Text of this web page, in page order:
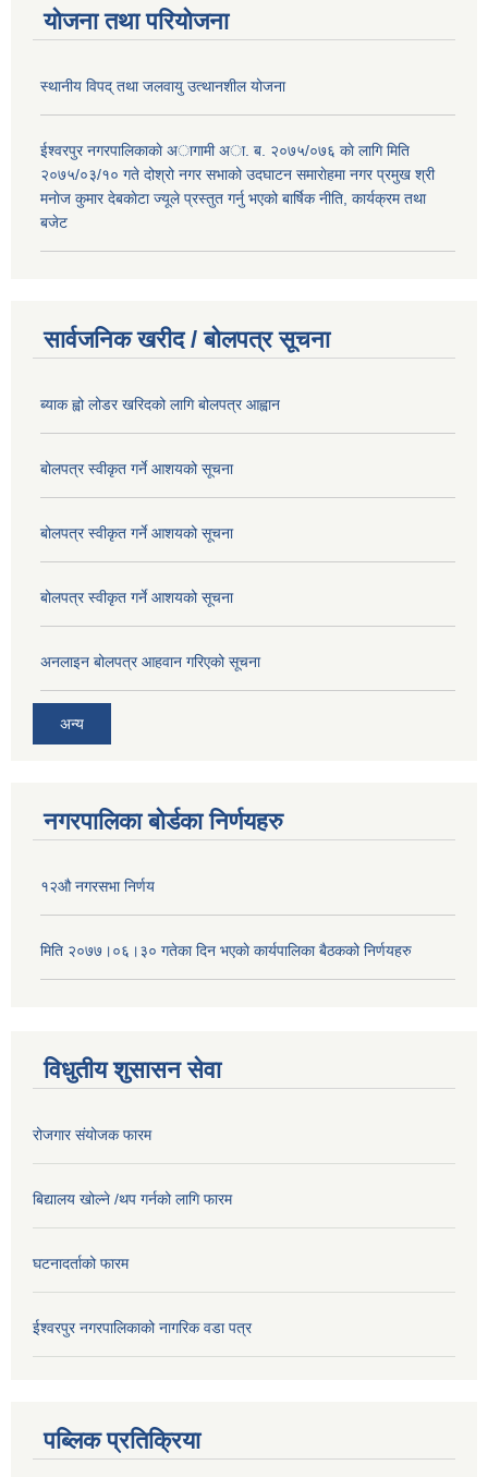
योजना तथा परियोजना
स्थानीय विपद् तथा जलवायु उत्थानशील योजना
ईश्वरपुर नगरपालिकाकाे अागामी अा. ब. २०७५/०७६ काे लागि मिति
२०७५/०३/१० गते दोश्रो नगर सभाको उदघाटन समाराेहमा नगर प्रमुख श्री
मनाेज कुमार देबकाेटा ज्यूले प्रस्तुत गर्नु भएको बार्षिक नीति, कार्यक्रम तथा
बजेट
सार्वजनिक खरीद / बोलपत्र सूचना
ब्याक ह्वो लोडर खरिदको लागि बोलपत्र आह्वान
बोलपत्र स्वीकृत गर्ने आशयको सूचना
बोलपत्र स्वीकृत गर्ने आशयको सूचना
बोलपत्र स्वीकृत गर्ने आशयको सूचना
अनलाइन बोलपत्र आहवान गरिएको सूचना
अन्य
नगरपालिका बोर्डका निर्णयहरु
१२औ नगरसभा निर्णय
मिति २०७७।०६।३० गतेका दिन भएकाे कार्यपालिका बैठकको निर्णयहरु
विधुतीय शुसासन सेवा
रोजगार संयोजक फारम
बिद्यालय खोल्ने /थप गर्नको लागि फारम
घटनादर्ताको फारम
ईश्वरपुर नगरपालिकाको नागरिक वडा पत्र
पब्लिक प्रतिक्रिया